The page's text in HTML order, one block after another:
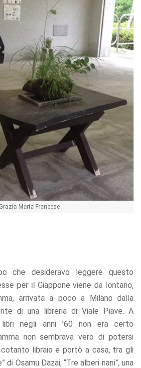
Grazia Maria Francese
che desideravo leggere questo
per il Giappone viene da lontano,
arrivata a poco a Milano dalla
di una libreria di Viale Piave. A
negli anni ’60 non era certo
non sembrava vero di potersi
libraio e portò a casa, tra gli
di Osamu Dazai, “Tre alberi nani”, una